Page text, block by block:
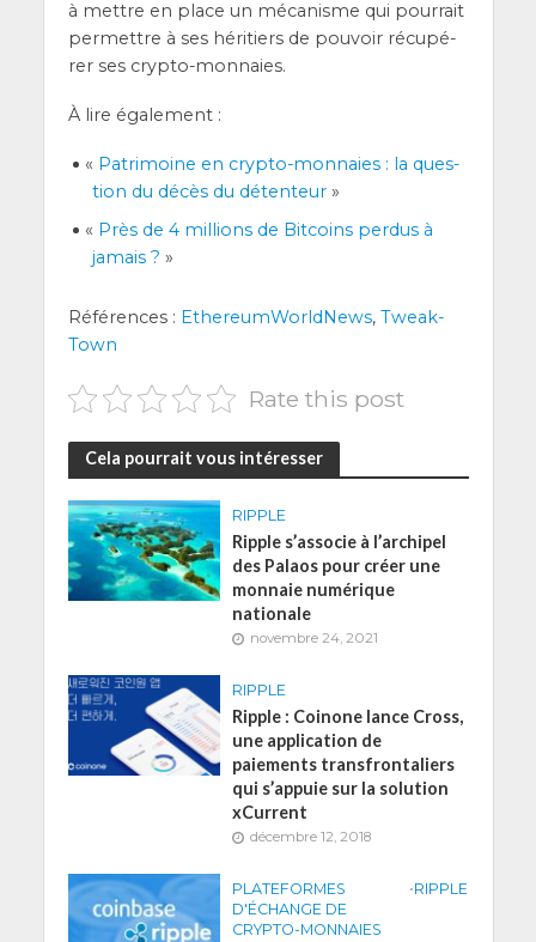
à mettre en place un méca­nisme qui pour­rait
per­mettre à ses héri­tiers de pou­voir récu­pé­
rer ses crypto-monnaies.
À lire également :
« Patri­moine en cryp­to-mon­naies : la ques­
tion du décès du déten­teur»
« Près de 4 mil­lions de Bit­coins per­dus à
jamais ? »
Réfé­rences : Ethe­reum­World­News, Tweak­
Town
Rate this post
Cela pourrait vous intéresser
RIPPLE
Ripple s’associe à l’archipel
des Palaos pour créer une
monnaie numérique
nationale
novembre 24, 2021
RIPPLE
Ripple : Coinone lance Cross,
une application de
paiements transfrontaliers
qui s’appuie sur la solution
xCurrent
décembre 12, 2018
PLATEFORMES
D'ÉCHANGE DE
CRYPTO-MONNAIES
•RIPPLE